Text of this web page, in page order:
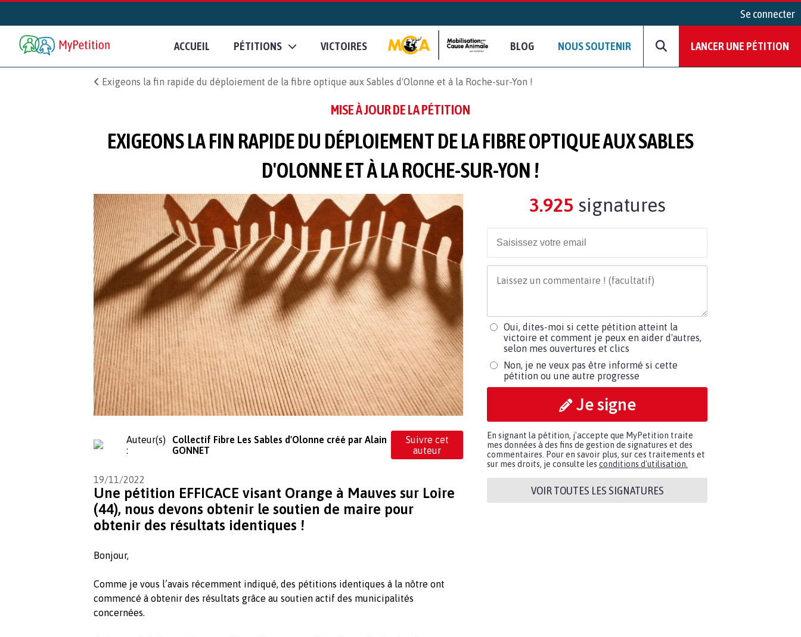
Se connecter
ACCUEIL PÉTITIONS VICTOIRES BLOG NOUS SOUTENIR LANCER UNE PÉTITION
Exigeons la fin rapide du déploiement de la fibre optique aux Sables d'Olonne et à la Roche-sur-Yon !
MISE À JOUR DE LA PÉTITION
EXIGEONS LA FIN RAPIDE DU DÉPLOIEMENT DE LA FIBRE OPTIQUE AUX SABLES
D'OLONNE ET À LA ROCHE-SUR-YON !
Auteur(s)
:
Collectif Fibre Les Sables d'Olonne créé par Alain
GONNET
Suivre cet
auteur
19/11/2022
Une pétition EFFICACE visant Orange à Mauves sur Loire
(44), nous devons obtenir le soutien de maire pour
obtenir des résultats identiques !
Bonjour,
Comme je vous l’avais récemment indiqué, des pétitions identiques à la nôtre ont
commencé à obtenir des résultats grâce au soutien actif des municipalités
concernées.
3.925 signatures
Oui, dites-moi si cette pétition atteint la
victoire et comment je peux en aider d'autres,
selon mes ouvertures et clics
Non, je ne veux pas être informé si cette
pétition ou une autre progresse
Je signe
En signant la pétition, j'accepte que MyPetition traite
mes données à des fins de gestion de signatures et des
commentaires. Pour en savoir plus, sur ces traitements et
sur mes droits, je consulte les conditions d'utilisation.
VOIR TOUTES LES SIGNATURES